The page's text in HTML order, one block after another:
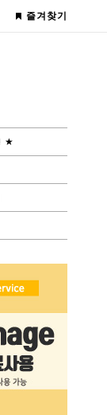
즐겨찾기
★